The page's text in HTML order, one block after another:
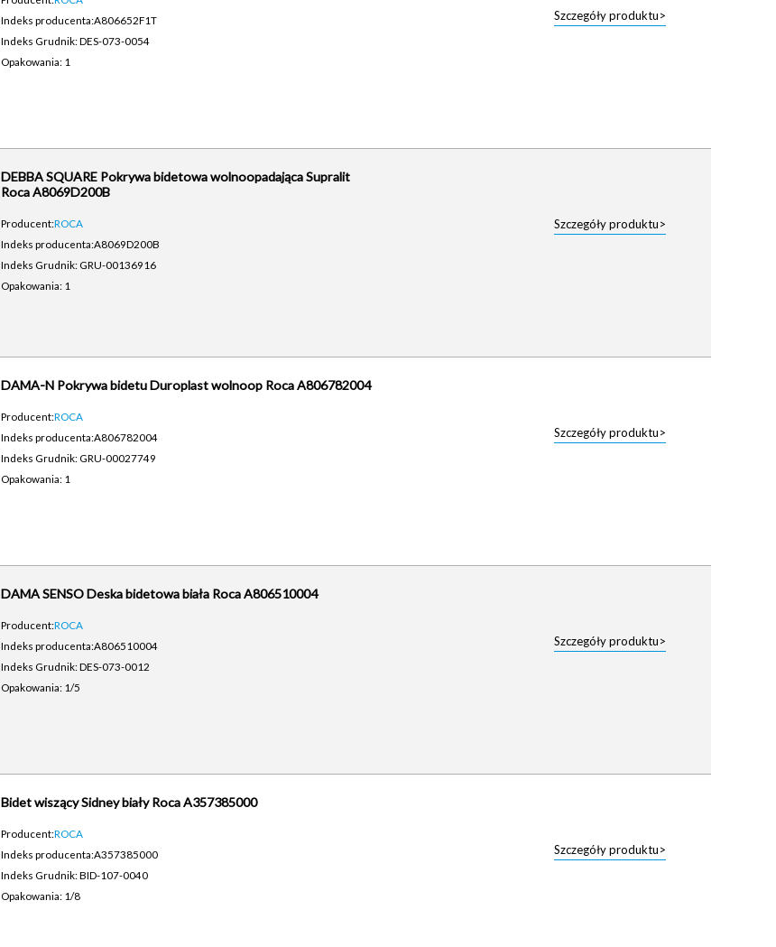
Indeks producenta:A806652F1T
Indeks Grudnik: DES-073-0054
Opakowania: 1
Szczegóły produktu>
DEBBA SQUARE Pokrywa bidetowa wolnoopadająca Supralit
Roca A8069D200B
Producent:ROCA
Indeks producenta:A8069D200B
Indeks Grudnik: GRU-00136916
Opakowania: 1
Szczegóły produktu>
DAMA-N Pokrywa bidetu Duroplast wolnoop Roca A806782004
Producent:ROCA
Indeks producenta:A806782004
Indeks Grudnik: GRU-00027749
Opakowania: 1
Szczegóły produktu>
DAMA SENSO Deska bidetowa biała Roca A806510004
Producent:ROCA
Indeks producenta:A806510004
Indeks Grudnik: DES-073-0012
Opakowania: 1/5
Szczegóły produktu>
Bidet wiszący Sidney biały Roca A357385000
Producent:ROCA
Indeks producenta:A357385000
Indeks Grudnik: BID-107-0040
Opakowania: 1/8
Szczegóły produktu>